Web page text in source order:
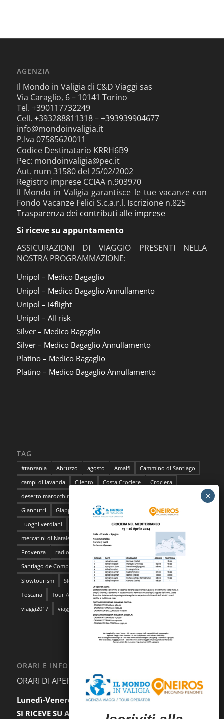
AGENZIA
Il Mondo in Valigia di C&D Viaggi sas
Via Caraglio, 6 – 10141 Torino
Tel. +390117732249
Cell. +393288811318 – +393939904677
info@mondoinvaligia.it
P.Iva 07585620011
Codice Destinatario KRRH6B9
Pec: mondoinvaligia@pec.it
Aut. num 31580 del 25/02/2002
Registro imprese CCIAA n.903970
Il Mondo in Valigia garantisce le tue vacanze con
Fondo Vacanze Felici S.c.a.r.l. Iscrizione n.825
Trasparenza dei contributi alle imprese
Si riceve su appuntamento
ASSICURAZIONI DI VIAGGIO PRESENTI NELLA
NOSTRA PROGRAMMAZIONE:
Unipol – Medico Bagaglio
Unipol – Medico Bagaglio Annullamento
Unipol – i4flight
Unipol – All risk
Silver – Medico Bagaglio
Silver – Medico Bagaglio Annullamento
Platino – Medico Bagaglio
Platino – Medico Bagaglio Annullamento
TAG
#tanzania Abruzzo agosto Amalfi
Cammino di Santiago
campi di lavanda
Cilento Costa Crociere
Crociera
deserto marocchino
Giannutri
Giappone Isola del Giglio
lavanda
Luoghi verdiani
Marocco
Marrakech
mercatini di Natale
napoli pantelleria
Pescara
Provenza
radioMBun safari fotografico
Sahara
Santiago de Compostela
sentieri dell'ocra Sicilia
Siti Unesco
Slowtourism
Slow Trekking Soggiorno a Ischia
Stoccolma
Toscana
Tour Abruzzo tour Giappone viaggi
viaggi2016
viaggi2017
viaggi da film
ORARI E INFORMAZIONI
ORARI DI APERTURA AL PUBBLICO:
Lunedì-Venerdì:
9.30-12.30 / 15.00-18.00
SI RICEVE SU APPUNTAMENTO